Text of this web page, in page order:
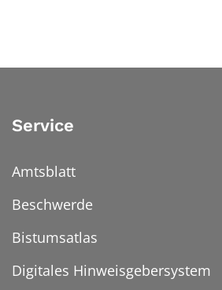
Service
Amtsblatt
Beschwerde
Bistumsatlas
Digitales Hinweisgebersystem